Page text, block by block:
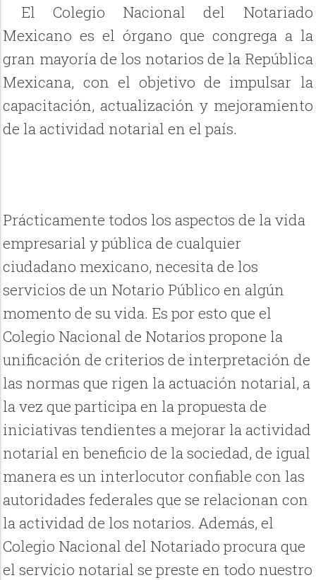
El Colegio Nacional del Notariado
Mexicano es el órgano que congrega a la
gran mayoría de los notarios de la República
Mexicana, con el objetivo de impulsar la
capacitación, actualización y mejoramiento
de la actividad notarial en el país.
Prácticamente todos los aspectos de la vida
empresarial y pública de cualquier
ciudadano mexicano, necesita de los
servicios de un Notario Público en algún
momento de su vida. Es por esto que el
Colegio Nacional de Notarios propone la
unificación de criterios de interpretación de
las normas que rigen la actuación notarial, a
la vez que participa en la propuesta de
iniciativas tendientes a mejorar la actividad
notarial en beneficio de la sociedad, de igual
manera es un interlocutor confiable con las
autoridades federales que se relacionan con
la actividad de los notarios. Además, el
Colegio Nacional del Notariado procura que
el servicio notarial se preste en todo nuestro